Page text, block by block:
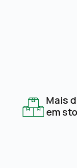
Mais
em